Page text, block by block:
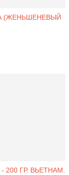
(ЖЕНЬШЕНЕВЫЙ
ГР. ВЬЕТНАМ.